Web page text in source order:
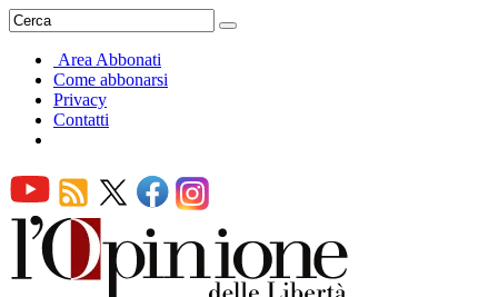
Area Abbonati
Come abbonarsi
Privacy
Contatti